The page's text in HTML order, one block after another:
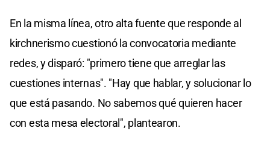
En la misma línea, otro alta fuente que responde al
kirchnerismo cuestionó la convocatoria mediante
redes, y disparó: "primero tiene que arreglar las
cuestiones internas". "Hay que hablar, y solucionar lo
que está pasando. No sabemos qué quieren hacer
con esta mesa electoral", plantearon.